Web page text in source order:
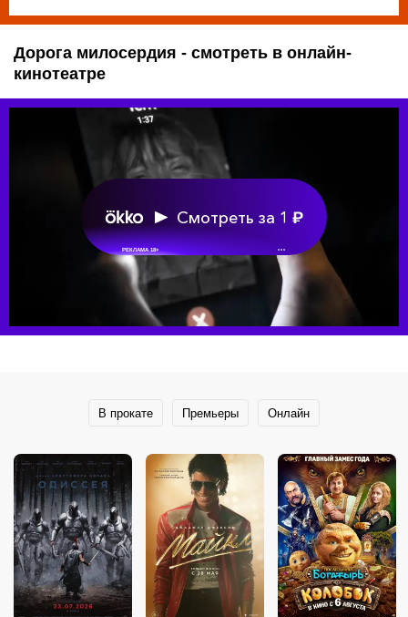
Дорога милосердия - смотреть в онлайн-
кинотеатре
РЕКЛАМА 18+ •••
Смотреть за 1
В прокате Премьеры Онлайн